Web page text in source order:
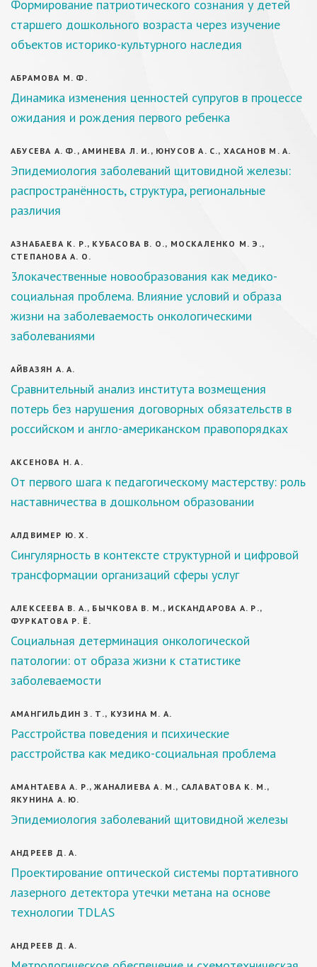
Формирование патриотического сознания у детей
старшего дошкольного возраста через изучение
объектов историко-культурного наследия
АБРАМОВА М. Ф.
Динамика изменения ценностей супругов в процессе
ожидания и рождения первого ребенка
АБУСЕВА А. Ф., АМИНЕВА Л. И., ЮНУСОВ А. С., ХАСАНОВ М. А.
Эпидемиология заболеваний щитовидной железы:
распространённость, структура, региональные
различия
АЗНАБАЕВА К. Р., КУБАСОВА В. О., МОСКАЛЕНКО М. Э.,
СТЕПАНОВА А. О.
3локачественные новообразования как медико-
социальная проблема. Влияние условий и образа
жизни на заболеваемость онкологическими
заболеваниями
АЙВАЗЯН А. А.
Сравнительный анализ института возмещения
потерь без нарушения договорных обязательств в
российском и англо-американском правопорядках
АКСЕНОВА Н. А.
От первого шага к педагогическому мастерству: роль
наставничества в дошкольном образовании
АЛДВИМЕР Ю. Х.
Сингулярность в контексте структурной и цифровой
трансформации организаций сферы услуг
АЛЕКСЕЕВА В. А., БЫЧКОВА В. М., ИСКАНДАРОВА А. Р.,
ФУРКАТОВА Р. Ё.
Социальная детерминация онкологической
патологии: от образа жизни к статистике
заболеваемости
АМАНГИЛЬДИН З. Т., КУЗИНА М. А.
Расстройства поведения и психические
расстройства как медико-социальная проблема
АМАНТАЕВА А. Р., ЖАНАЛИЕВА А. М., САЛАВАТОВА К. М.,
ЯКУНИНА А. Ю.
Эпидемиология заболеваний щитовидной железы
АНДРЕЕВ Д. А.
Проектирование оптической системы портативного
лазерного детектора утечки метана на основе
технологии TDLAS
АНДРЕЕВ Д. А.